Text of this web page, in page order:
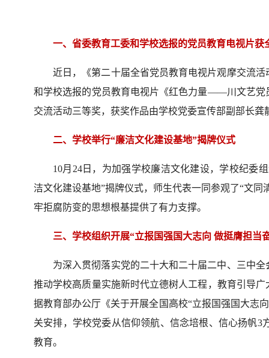
一、省委教育工委和学校选报的党员教育电视片获
近日，《第二十届全省党员教育电视片观摩交流
和学校选报的党员教育电视片《红色力量——川文艺党
交流活动三等奖，获奖作品由学校党委宣传部副部长龚
二、学校举行“廉洁文化建设基地”揭牌仪式
10月24日，为加强学校廉洁文化建设，学校纪委
洁文化建设基地”揭牌仪式，师生代表一同参观了“文
牢拒腐防变的思想根基提供了有力支撑。
三、学校组织开展“立报国强国大志向 做挺膺担当
为深入贯彻落实党的二十大和二十届二中、三中
推动学校高质量实施新时代立德树人工程，教育引导
据教育部办公厅《关于开展全国高校“立报国强国大志
关安排，学校党委从信仰领航、信念培根、信心扬帆3
教育。